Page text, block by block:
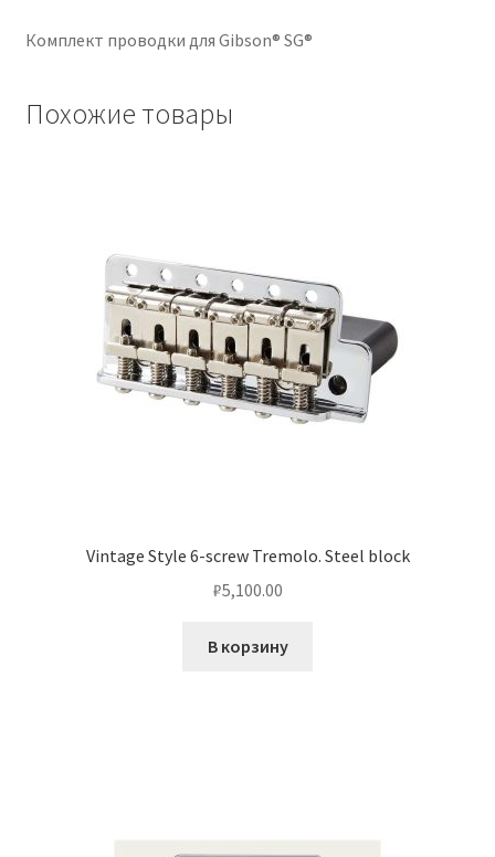
Комплект проводки для Gibson® SG®
Похожие товары
Vintage Style 6-screw Tremolo. Steel block
₽5,100.00
В корзину